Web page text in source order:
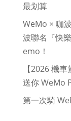
最划算
WeMo × 咖
波聯名『快
emo！
【2026 機
送你 WeMo
第一次騎